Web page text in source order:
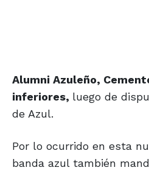
Alumni Azuleño,
inferiores, luego de
de Azul.
Por lo ocurrido en esta
banda azul también